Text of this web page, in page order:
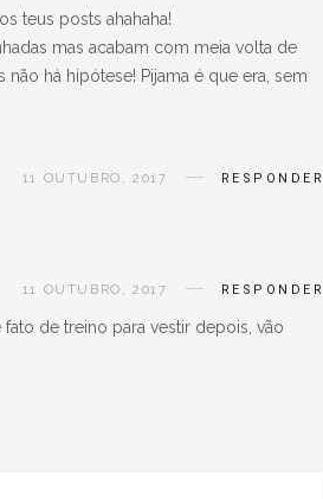
teus posts ahahaha!
mas acabam com meia volta de
há hipótese! Pijama é que era, sem
11 OUTUBRO, 2017 RESPONDER
11 OUTUBRO, 2017 RESPONDER
de treino para vestir depois, vão